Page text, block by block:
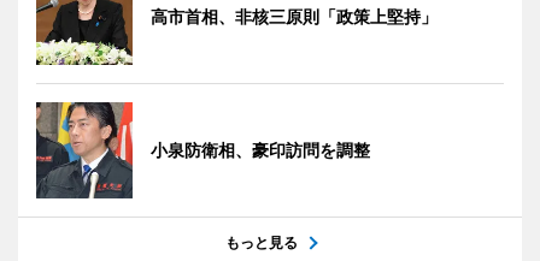
高市首相、非核三原則「政策上堅持」
小泉防衛相、豪印訪問を調整
もっと見る